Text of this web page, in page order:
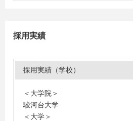
採用実績
採用実績（学校）
＜大学院＞
駿河台大学
＜大学＞